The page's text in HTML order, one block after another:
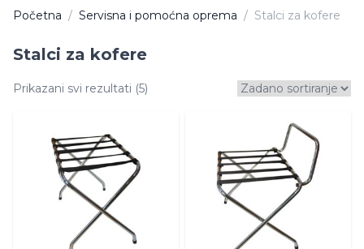
Početna / Servisna i pomoćna oprema / Stalci za kofere
Stalci za kofere
Prikazani svi rezultati (5)